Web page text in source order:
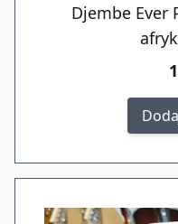
Djembe Ever